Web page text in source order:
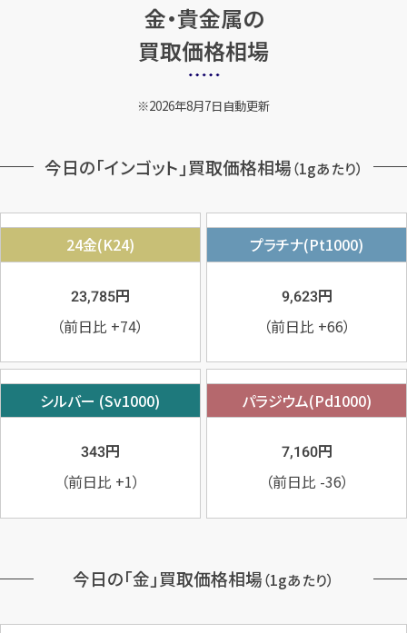
金・貴金属の
買取価格相場
2026年8月7日自動更新
今日の「インゴット」買取価格相場（1gあたり）
24金(K24)
23,785円
（前日比 +74）
プラチナ(Pt1000)
9,623円
（前日比 +66）
シルバー (Sv1000)
343円
（前日比 +1）
パラジウム(Pd1000)
7,160円
（前日比 -36）
今日の「金」買取価格相場（1gあたり）